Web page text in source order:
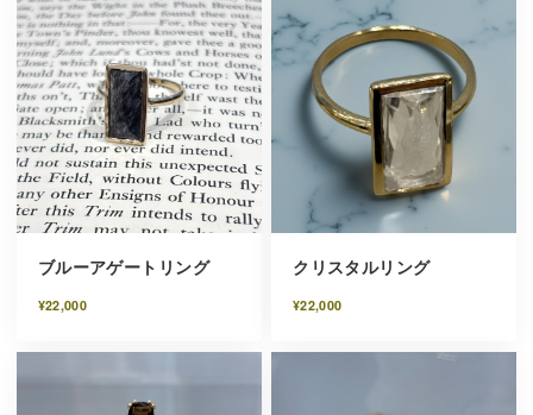
ブルーアゲートリング
¥22,000
クリスタルリング
¥22,000